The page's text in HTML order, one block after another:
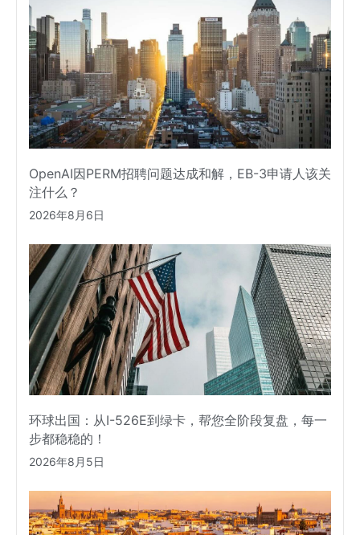
OpenAI因PERM招聘问题达成和解，EB-3申请人该关
注什么？
2026年8月6日
环球出国：从I-526E到绿卡，帮您全阶段复盘，每一
步都稳稳的！
2026年8月5日